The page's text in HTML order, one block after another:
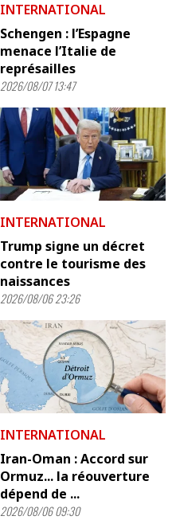
INTERNATIONAL
Schengen : l’Espagne
menace l’Italie de
représailles
2026/08/07 13:47
INTERNATIONAL
Trump signe un décret
contre le tourisme des
naissances
2026/08/06 23:26
INTERNATIONAL
Iran-Oman : Accord sur
Ormuz... la réouverture
dépend de ...
2026/08/06 09:30